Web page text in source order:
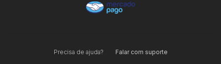
Precisa de ajuda? Falar com suporte